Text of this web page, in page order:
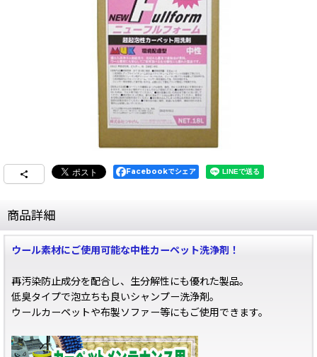
Facebookでシェア
商品詳細
ウール素材にご使用可能な中性カーペット洗浄剤！
再汚染防止成分を配合し、生分解性にも優れた製品。
低臭タイプで泡立ちも良いシャンプー洗浄剤。
ウールカーペットや布製ソファー等にもご使用できます。